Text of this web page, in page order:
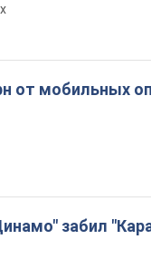
от мобильных
забил